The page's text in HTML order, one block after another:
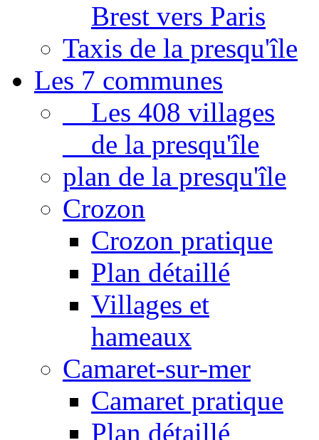
Brest vers Paris
Taxis de la presqu'île
Les 7 communes
Les 408 villages
de la presqu'île
plan de la presqu'île
Crozon
Crozon pratique
Plan détaillé
Villages et
hameaux
Camaret-sur-mer
Camaret pratique
Plan détaillé